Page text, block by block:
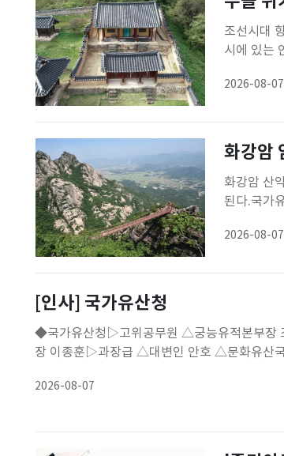
조선시대
시에 있는
조선시대
2026-08-07
화강암
화강암 산
된다.국가
주봉인 천
2026-08-07
[인사] 국가유산청
◆국가유산청▷고위공무원 △궁능유적본부장
장 이종훈▷과장급 △대변인 안호 △문화유산국
2026-08-07